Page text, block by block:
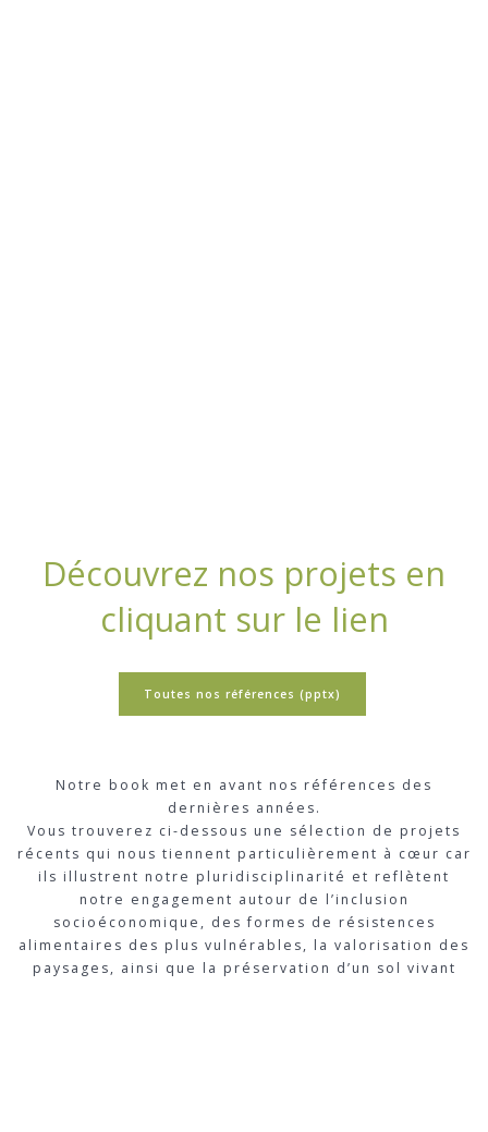
Découvrez nos projets en
cliquant sur le lien
Toutes nos références (pptx)
Notre book met en avant nos références des
dernières années.
Vous trouverez ci-dessous une sélection de projets
récents qui nous tiennent particulièrement à cœur car
ils illustrent notre pluridisciplinarité et reflètent
notre engagement autour de l’inclusion
socioéconomique, des formes de résistences
alimentaires des plus vulnérables, la valorisation des
paysages, ainsi que la préservation d’un sol vivant